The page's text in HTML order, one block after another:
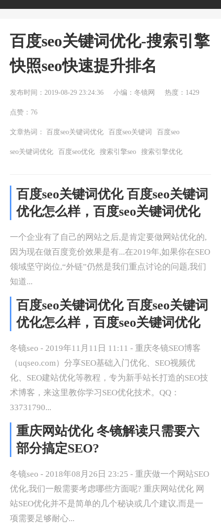
百度seo关键词优化-搜索引擎
快照seo快速提升排名
发布时间：2019-08-29 23:24:36 小编：冬镜网 热度：1429
点赞：76
文章热词： 百度seo关键词优化 百度seo关键词 百度seo
seo关键词优化 百度seo优化 搜索引擎seo 搜索引擎优化
百度seo关键词优化 百度seo关键词
优化怎么样，百度seo关键词优化
一个企业有了自己的网站之后,是肯定要做网站优化的,
因为现在做百度竞价效果是有...在2019年,如果你在SEO
领域坚守岗位,“外链”仍然是我们重点讨论的问题,我们
知道...
百度seo关键词优化 百度seo关键词
优化怎么样，百度seo关键词优化
冬镜seo - 2019年11月11日 11:11 - 重庆冬镜SEO博客
（uqseo.com）分享SEO基础入门优化、SEO视频优
化、SEO建站优化等教程，专为新手站长打造的SEO技
术博客，来这里教你学习SEO优化技术。QQ：
33731790...
重庆网站优化 冬镜解读只需要六
部分搞定SEO?
冬镜seo - 2018年08月26日 23:25 - 重庆做一个网站SEO
优化,我们一般需要考虑哪些方面呢? 重庆网站优化 网
站SEO优化并不是简单的几个秘诀或几个建议,而是一
项需要足够耐心...